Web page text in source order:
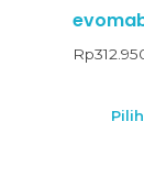
Rp